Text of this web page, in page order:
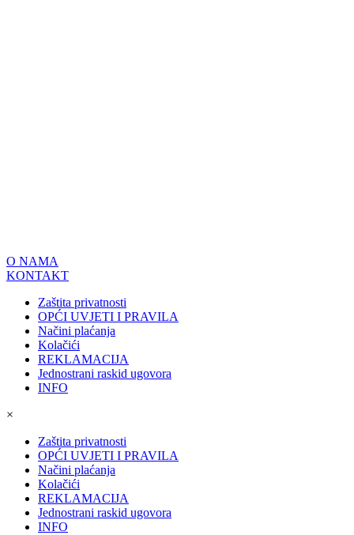
O NAMA
KONTAKT
Zaštita privatnosti
OPĆI UVJETI I PRAVILA
Načini plaćanja
Kolačići
REKLAMACIJA
Jednostrani raskid ugovora
INFO
×
Zaštita privatnosti
OPĆI UVJETI I PRAVILA
Načini plaćanja
Kolačići
REKLAMACIJA
Jednostrani raskid ugovora
INFO